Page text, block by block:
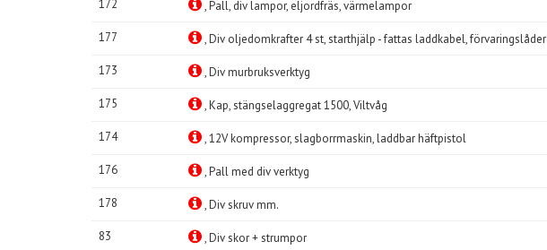
172 , Pall, div lampor, eljordfräs, värmelampor
177 , Div oljedomkrafter 4 st, starthjälp - fattas laddkabel, förvaringslåder
173 , Div murbruksverktyg
175 , Kap, stängselaggregat 1500, Viltvåg
174 , 12V kompressor, slagborrmaskin, laddbar häftpistol
176 , Pall med div verktyg
178 , Div skruv mm.
83 , Div skor + strumpor